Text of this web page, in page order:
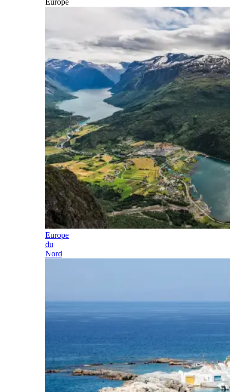
Europe
Europe
du
Nord